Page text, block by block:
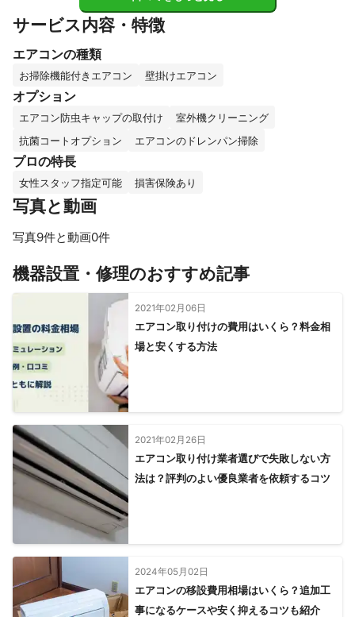
サービス内容・特徴
エアコンの種類
お掃除機能付きエアコン 壁掛けエアコン
オプション
エアコン防虫キャップの取付け
室外機クリーニング
抗菌コートオプション
エアコンのドレンパン掃除
プロの特長
女性スタッフ指定可能 損害保険あり
写真と動画
写真9件と動画0件
すべて見る
機器設置・修理のおすすめ記事
2021年02月06日
エアコン取り付けの費用はいくら？料金相
場と安くする方法
2021年02月26日
エアコン取り付け業者選びで失敗しない方
法は？評判のよい優良業者を依頼するコツ
2024年05月02日
エアコンの移設費用相場はいくら？追加工
事になるケースや安く抑えるコツも紹介